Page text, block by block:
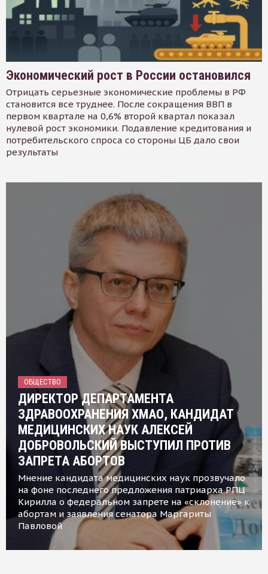
Экономический рост в России остановился
Отрицать серьезные экономические проблемы в РФ
становится все труднее. После сокращения ВВП в
первом квартале на 0,6% второй квартал показал
нулевой рост экономики. Подавление кредитования и
потребительского спроса со стороны ЦБ дало свои
результаты
ОБЩЕСТВО
ДИРЕКТОР ДЕПАРТАМЕНТА
ЗДРАВООХРАНЕНИЯ ХМАО, КАНДИДАТ
МЕДИЦИНСКИХ НАУК АЛЕКСЕЙ
ДОБРОВОЛЬСКИЙ ВЫСТУПИЛ ПРОТИВ
ЗАПРЕТА АБОРТОВ
Мнение кандидата медицинских наук прозвучало
на фоне последнего предложения патриарха РПЦ
Кирилла о федеральном запрете на «склонение» к
абортам и заявления сенатора Маргариты
Павловой